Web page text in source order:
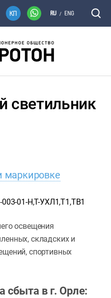
RU / ENG
светильник
маркировке
01-Н,Т-УХЛ1,Т1,ТВ1
освещения
складских и
спортивных
сбыта в г. Орле: